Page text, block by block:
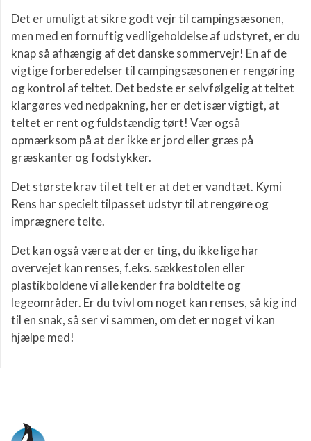
Det er umuligt at sikre godt vejr til campingsæsonen,
men med en fornuftig vedligeholdelse af udstyret, er du
knap så afhængig af det danske sommervejr! En af de
vigtige forberedelser til campingsæsonen er rengøring
og kontrol af teltet. Det bedste er selvfølgelig at teltet
klargøres ved nedpakning, her er det især vigtigt, at
teltet er rent og fuldstændig tørt! Vær også
opmærksom på at der ikke er jord eller græs på
græskanter og fodstykker.
Det største krav til et telt er at det er vandtæt. Kymi
Rens har specielt tilpasset udstyr til at rengøre og
imprægnere telte.
Det kan også være at der er ting, du ikke lige har
overvejet kan renses, f.eks. sækkestolen eller
plastikboldene vi alle kender fra boldtelte og
legeområder. Er du tvivl om noget kan renses, så kig ind
til en snak, så ser vi sammen, om det er noget vi kan
hjælpe med!